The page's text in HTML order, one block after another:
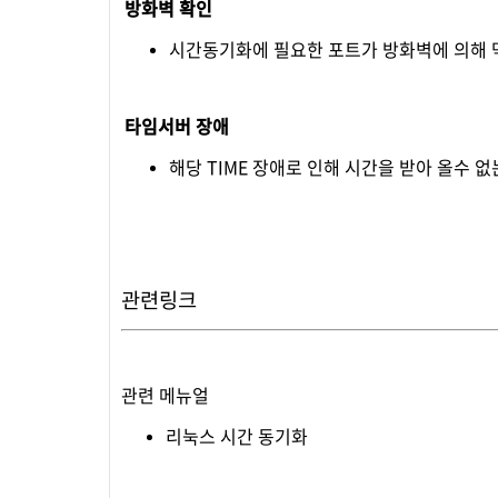
방화벽 확인
시간동기화에 필요한 포트가 방화벽에 의해
타임서버 장애
해당 TIME 장애로 인해 시간을 받아 올수 없
관련링크
관련 메뉴얼
리눅스 시간 동기화